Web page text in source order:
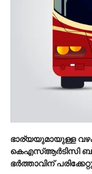
ഭാര്യയുമായുള്ള
കെഎസ്‌ആര്‍ടിസി
ഭര്‍ത്താവിന്